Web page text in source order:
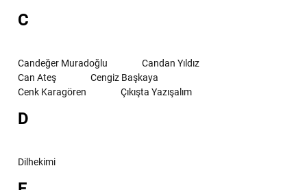
C
Candeğer Muradoğlu
Candan Yıldız
Can Ateş
Cengiz Başkaya
Cenk Karagören
Çıkışta Yazışalım
D
Dilhekimi